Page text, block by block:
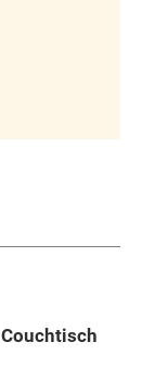
Couchtisch